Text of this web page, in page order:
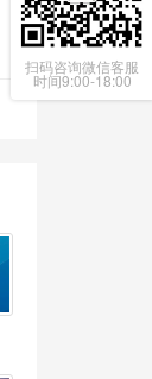
扫码咨询微信客服
时间9:00-18:00